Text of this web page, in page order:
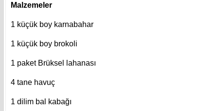
Malzemeler
1 küçük boy karnabahar
1 küçük boy brokoli
1 paket Brüksel lahanası
4 tane havuç
1 dilim bal kabağı